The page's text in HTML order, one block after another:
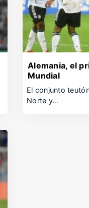
Alemania, el
Mundial
El conjunto
Norte y…